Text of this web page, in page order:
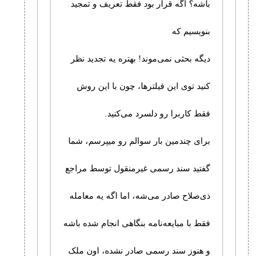
باشه؟ اگه قرار بود فقط تعریف و تمجید
بنویسیم که
دیگه بحثی نمی‌موند! بهتره یه تجدید نظر
کنید توی این فیلترها، چون با این روش
فقط کاربرا رو دلسرد می‌کنید.
برای چندمین بار سوالم رو میپرسم، شما
گفتید سند رسمی غیرمنقول توسط مراجع
ذی‌صلاح صادر می‌شه، اما اگه یه معامله
فقط با مبایعه‌نامه بنگاهی انجام شده باشه
و هنوز سند رسمی صادر نشده، اون ملک